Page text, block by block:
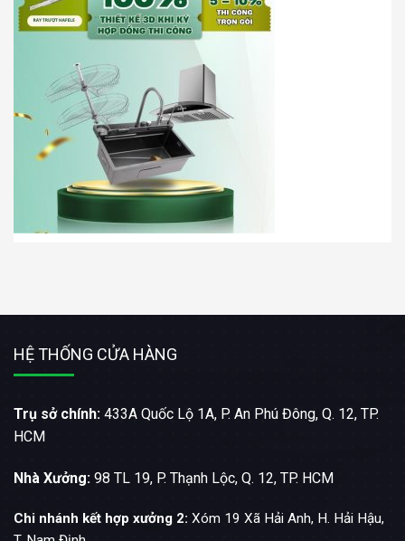
HỆ THỐNG CỬA HÀNG
Trụ sở chính: 433A Quốc Lộ 1A, P. An Phú Đông, Q. 12, TP.
HCM
Nhà Xưởng: 98 TL 19, P. Thạnh Lộc, Q. 12, TP. HCM
Chi nhánh kết hợp xưởng 2: Xóm 19 Xã Hải Anh, H. Hải Hậu,